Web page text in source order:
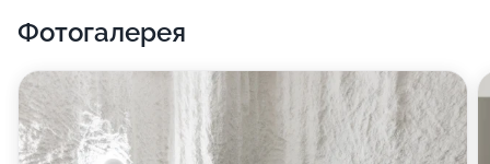
Фотогалерея